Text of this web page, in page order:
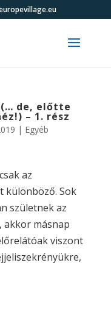
de, előtte
– 1. rész
| Egyéb
az
különböző. Sok
születnek az
akkor másnap
viszont